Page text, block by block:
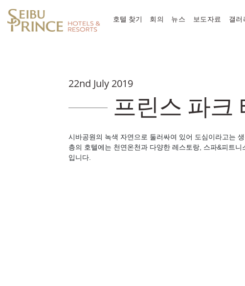
호텔 찾기 회의 뉴스 보도자료 갤러
22nd July 2019
프린스 파크
시바공원의 녹색 자연으로 둘러싸여 있어 도심이라고는
층의 호텔에는 천연온천과 다양한 레스토랑, 스파&피트
입니다.